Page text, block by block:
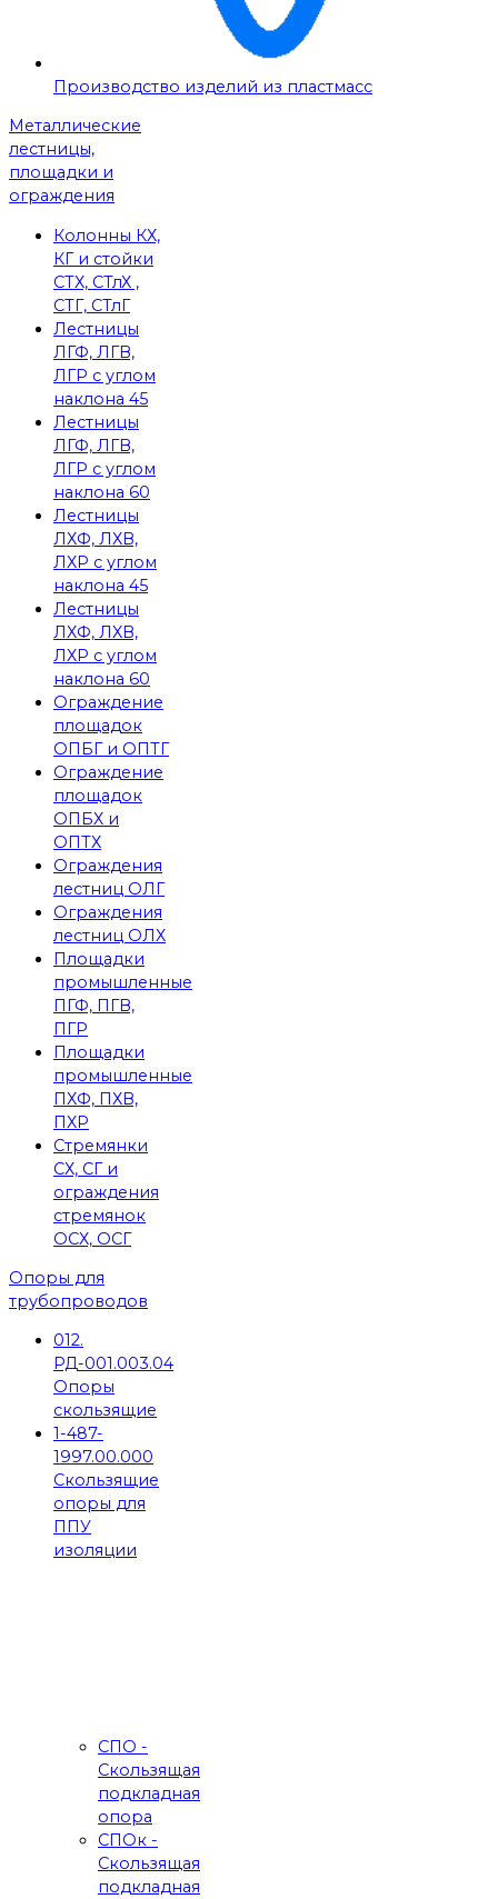
Производство изделий из пластмасс
Металлические
лестницы,
площадки и
ограждения
Колонны КХ,
КГ и стойки
СТХ, СТлХ ,
СТГ, СТлГ
Лестницы
ЛГФ, ЛГВ,
ЛГР с углом
наклона 45
Лестницы
ЛГФ, ЛГВ,
ЛГР с углом
наклона 60
Лестницы
ЛХФ, ЛХВ,
ЛХР с углом
наклона 45
Лестницы
ЛХФ, ЛХВ,
ЛХР с углом
наклона 60
Ограждение
площадок
ОПБГ и ОПТГ
Ограждение
площадок
ОПБХ и
ОПТХ
Ограждения
лестниц ОЛГ
Ограждения
лестниц ОЛХ
Площадки
промышленные
ПГФ, ПГВ,
ПГР
Площадки
промышленные
ПХФ, ПХВ,
ПХР
Стремянки
СХ, СГ и
ограждения
стремянок
ОСХ, ОСГ
Опоры для
трубопроводов
012.
РД-001.003.04
Опоры
скользящие
1-487-
1997.00.000
Скользящие
опоры для
ППУ
изоляции
СПО -
Скользящая
подкладная
опора
СПОк -
Скользящая
подкладная